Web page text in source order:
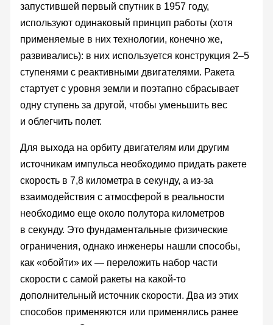
запустившей первый спутник в 1957 году,
используют одинаковый принцип работы (хотя
применяемые в них технологии, конечно же,
развивались): в них используется конструкция 2–5
ступенями с реактивными двигателями. Ракета
стартует с уровня земли и поэтапно сбрасывает
одну ступень за другой, чтобы уменьшить вес
и облегчить полет.
Для выхода на орбиту двигателям или другим
источникам импульса необходимо придать ракете
скорость в 7,8 километра в секунду, а из-за
взаимодействия с атмосферой в реальности
необходимо еще около полутора километров
в секунду. Это фундаментальные физические
ограничения, однако инженеры нашли способы,
как «обойти» их — переложить набор части
скорости с самой ракеты на какой-то
дополнительный источник скорости. Два из этих
способов применяются или применялись ранее